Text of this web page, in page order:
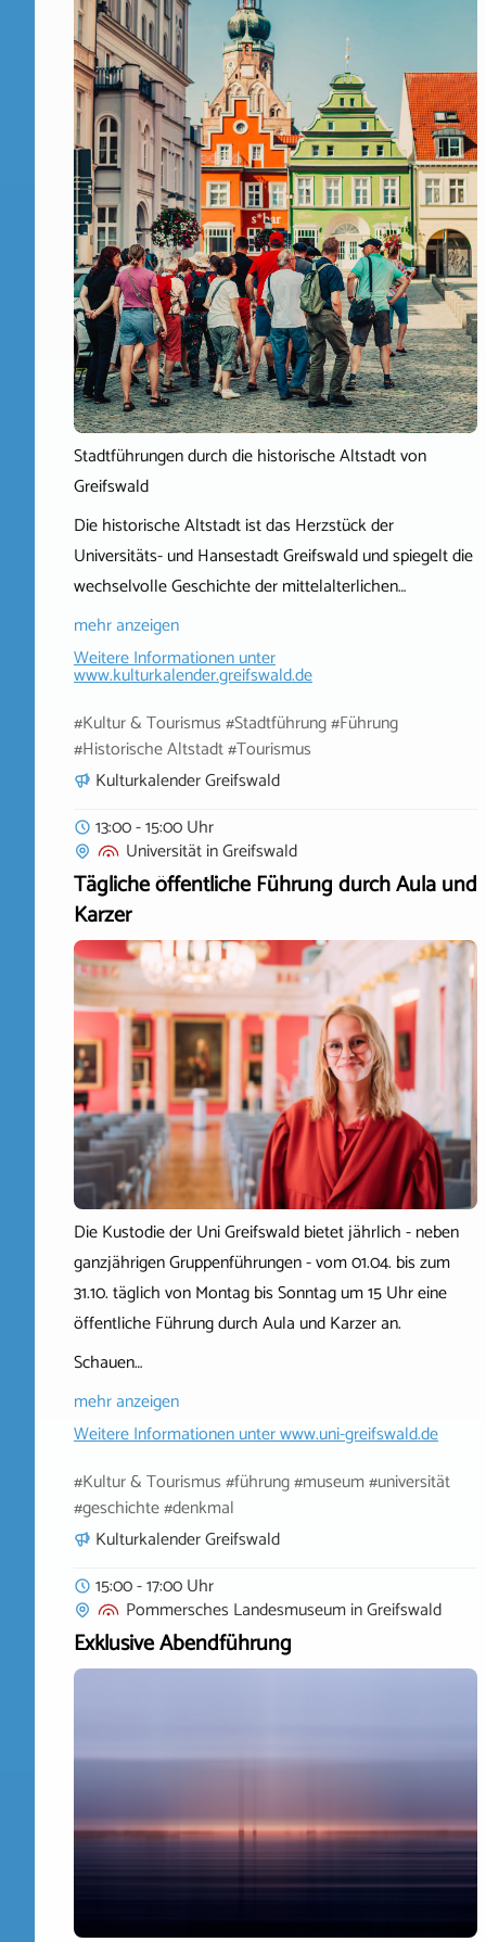
Stadtführungen durch die historische Altstadt von
Greifswald
Die historische Altstadt ist das Herzstück der
Universitäts- und Hansestadt Greifswald und spiegelt die
wechselvolle Geschichte der mittelalterlichen…
mehr anzeigen
Weitere Informationen unter
www.kulturkalender.greifswald.de
#Kultur & Tourismus #Stadtführung #Führung
#Historische Altstadt #Tourismus
Kulturkalender Greifswald
13:00 - 15:00 Uhr
UniversitätinGreifswald
Tägliche öffentliche Führung durch Aula und
Karzer
Die Kustodie der Uni Greifswald bietet jährlich - neben
ganzjährigen Gruppenführungen - vom 01.04. bis zum
31.10. täglich von Montag bis Sonntag um 15 Uhr eine
öffentliche Führung durch Aula und Karzer an.
Schauen…
mehr anzeigen
Weitere Informationen unterwww.uni-greifswald.de
#Kultur & Tourismus #führung #museum #universität
#geschichte #denkmal
Kulturkalender Greifswald
15:00 - 17:00 Uhr
Pommersches LandesmuseuminGreifswald
Exklusive Abendführung